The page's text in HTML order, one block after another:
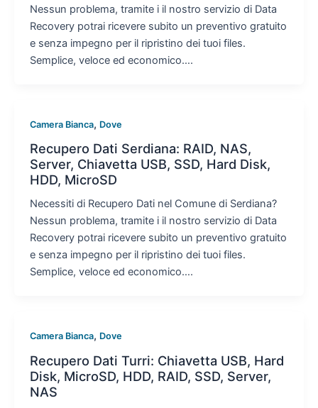
Nessun problema, tramite i il nostro servizio di Data
Recovery potrai ricevere subito un preventivo gratuito
e senza impegno per il ripristino dei tuoi files.
Semplice, veloce ed economico….
Camera Bianca, Dove
Recupero Dati Serdiana: RAID, NAS,
Server, Chiavetta USB, SSD, Hard Disk,
HDD, MicroSD
Necessiti di Recupero Dati nel Comune di Serdiana?
Nessun problema, tramite i il nostro servizio di Data
Recovery potrai ricevere subito un preventivo gratuito
e senza impegno per il ripristino dei tuoi files.
Semplice, veloce ed economico….
Camera Bianca, Dove
Recupero Dati Turri: Chiavetta USB, Hard
Disk, MicroSD, HDD, RAID, SSD, Server,
NAS